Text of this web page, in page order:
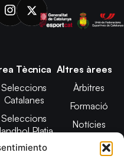
Tècnica
Seleccions
Catalanes
Seleccions
Platja
Altres àrees
Àrbitres
Formació
Notícies
Adreces de
contacte